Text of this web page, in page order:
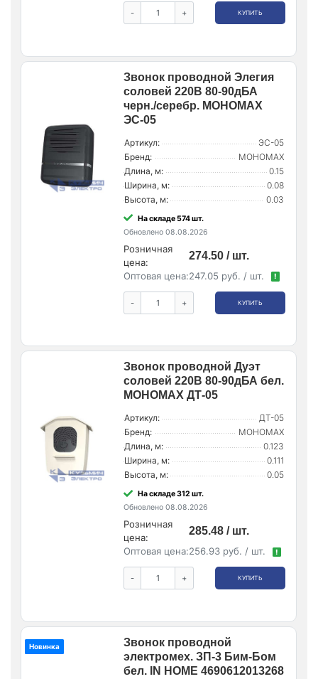
- + КУПИТЬ
Звонок проводной Элегия
соловей 220В 80-90дБА
черн./серебр. МОНОМАХ
ЭС-05
Артикул:
ЭС-05
Бренд:
МОНОМАХ
Длина, м:
0.15
Ширина, м:
0.08
Высота, м:
0.03
На складе 574 шт.
Обновлено 08.08.2026
Розничная
цена:
274.50 / шт.
Оптовая цена:247.05 руб. / шт. !
- + КУПИТЬ
Звонок проводной Дуэт
соловей 220В 80-90дБА бел.
МОНОМАХ ДТ-05
Артикул:
ДТ-05
Бренд:
МОНОМАХ
Длина, м:
0.123
Ширина, м:
0.111
Высота, м:
0.05
На складе 312 шт.
Обновлено 08.08.2026
Розничная
цена:
285.48 / шт.
Оптовая цена:256.93 руб. / шт. !
- + КУПИТЬ
Новинка
Звонок проводной
электромех. ЗП-3 Бим-Бом
бел. IN HOME 4690612013268